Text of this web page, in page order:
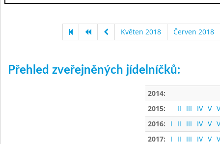
Květen 2018 Červen 2018
Přehled zveřejněných jídelníčků:
2014:
2015:
II III IV V
2016:
I II III IV V
2017:
I II III IV V